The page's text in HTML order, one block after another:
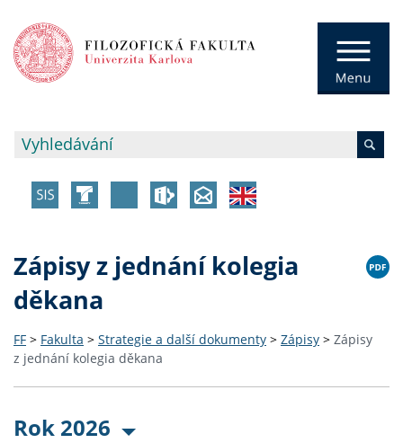
Zápisy z jednání kolegia
děkana
FF > Fakulta > Strategie a další dokumenty > Zápisy > Zápisy
z jednání kolegia děkana
Rok 2026